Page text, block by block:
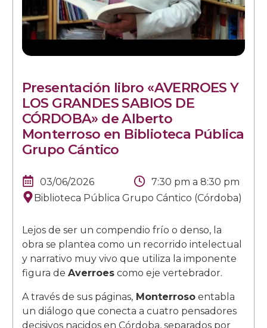
Presentación libro «AVERROES Y
LOS GRANDES SABIOS DE
CÓRDOBA» de Alberto
Monterroso en Biblioteca Pública
Grupo Cántico
03/06/2026 7:30 pm a 8:30 pm
Biblioteca Pública Grupo Cántico (Córdoba)
Lejos de ser un compendio frío o denso, la
obra se plantea como un recorrido intelectual
y narrativo muy vivo que utiliza la imponente
figura de Averroescomo eje vertebrador.
A través de sus páginas,Monterrosoentabla
un diálogo que conecta a cuatro pensadores
decisivos nacidos en Córdoba, separados por